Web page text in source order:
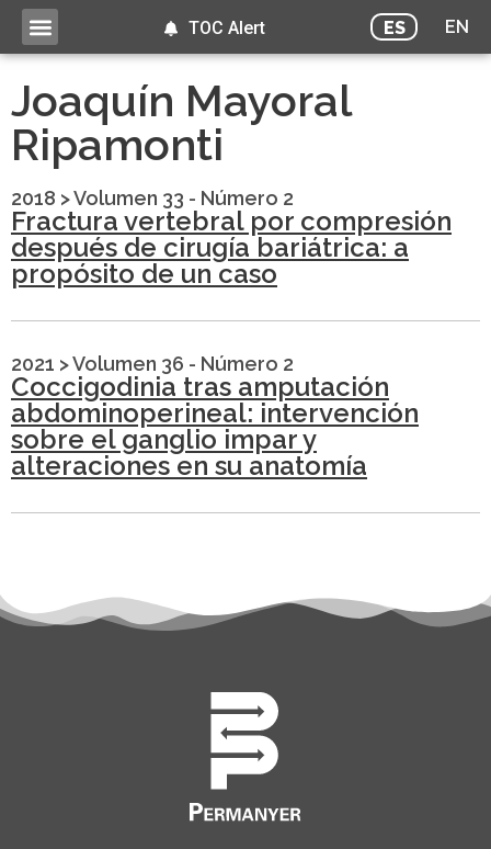
ES EN
TOC Alert
Joaquín Mayoral
Ripamonti
2018 >Volumen 33 - Número 2
Fractura vertebral por compresión
después de cirugía bariátrica: a
propósito de un caso
2021 >Volumen 36 - Número 2
Coccigodinia tras amputación
abdominoperineal: intervención
sobre el ganglio impar y
alteraciones en su anatomía